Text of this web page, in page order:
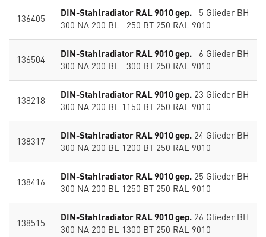
136405 DIN-Stahlradiator RAL 9010 gep. 5 Glieder BH
300 NA 200 BL 250 BT 250 RAL 9010
136504 DIN-Stahlradiator RAL 9010 gep. 6 Glieder BH
300 NA 200 BL 300 BT 250 RAL 9010
138218 DIN-Stahlradiator RAL 9010 gep. 23 Glieder BH
300 NA 200 BL 1150 BT 250 RAL 9010
138317 DIN-Stahlradiator RAL 9010 gep. 24 Glieder BH
300 NA 200 BL 1200 BT 250 RAL 9010
138416 DIN-Stahlradiator RAL 9010 gep. 25 Glieder BH
300 NA 200 BL 1250 BT 250 RAL 9010
138515 DIN-Stahlradiator RAL 9010 gep. 26 Glieder BH
300 NA 200 BL 1300 BT 250 RAL 9010